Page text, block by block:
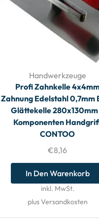
Handwerkzeuge
Profi Zahnkelle
Zahnung Edelstahl 0,7mm
Glättekelle 280x130mm
Komponenten
CONTOO
€8,16
In Den Warenkorb
inkl. MwSt.
plus Versandkosten